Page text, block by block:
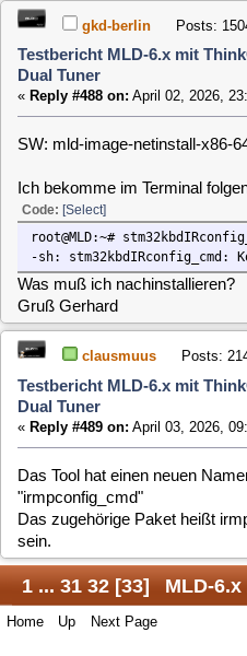
Dual Tuner
Users Online
0 Members and 1 Guest are viewing this topic.